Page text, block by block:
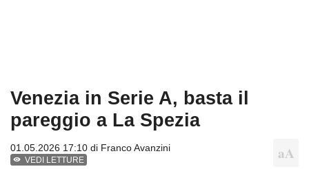
Venezia in Serie A, basta il
pareggio a La Spezia
01.05.2026 17:10 di Franco Avanzini
VEDI LETTURE